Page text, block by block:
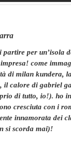
come
di milan kundera,
il calore di gabriel
di tutto, io!). ho
cresciuta con i
innamorata dei
si scorda mai)!